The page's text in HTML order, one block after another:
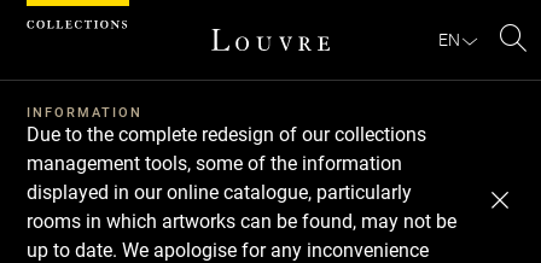
EN
INFORMATION
Due to the complete redesign of our collections
management tools, some of the information
displayed in our online catalogue, particularly
rooms in which artworks can be found, may not be
up to date. We apologise for any inconvenience
Cookies management panel